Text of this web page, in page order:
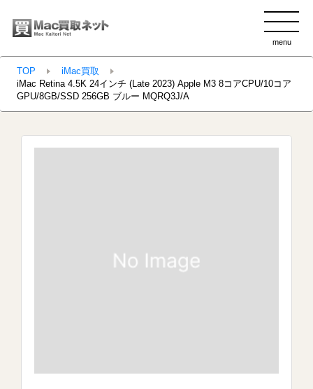
menu
TOP
iMac買取
iMac Retina 4.5K 24インチ (Late 2023) Apple M3 8コアCPU/10コア
GPU/8GB/SSD 256GB ブルー MQRQ3J/A